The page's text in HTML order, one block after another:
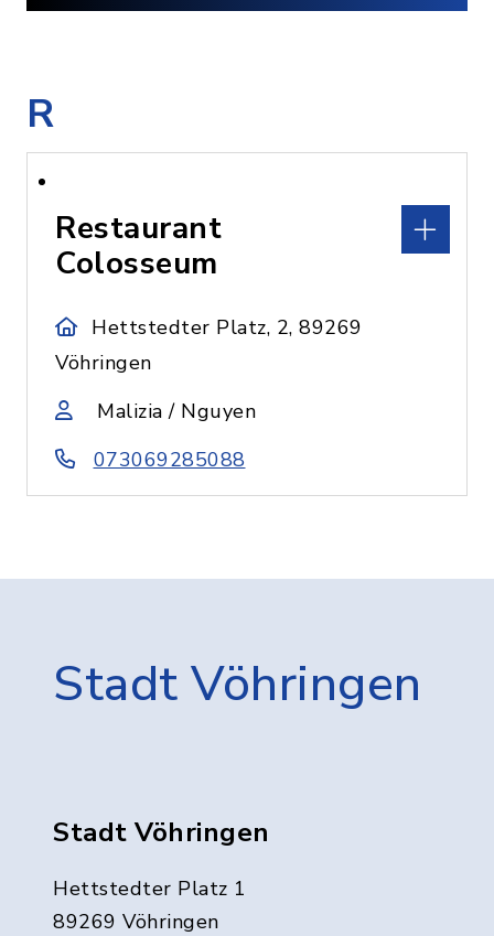
R
Restaurant
Colosseum
Hettstedter Platz, 2, 89269
Vöhringen
Malizia / Nguyen
073069285088
Stadt Vöhringen
Stadt Vöhringen
Hettstedter Platz 1
89269 Vöhringen